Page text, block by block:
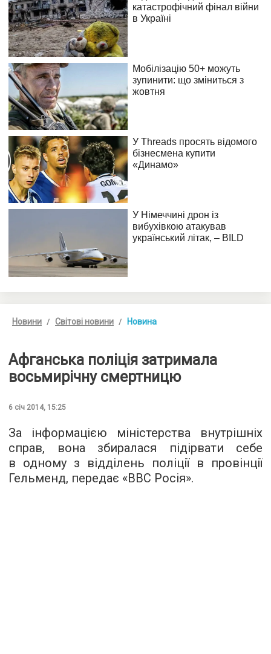
Новини Світові новини Новина
Афганська поліція затримала
восьмирічну смертницю
6 січ 2014, 15:25
За інформацією міністерства внутрішніх
справ, вона збиралася підірвати себе
в одному з відділень поліції в провінції
Гельменд, передає «BBC Росія».